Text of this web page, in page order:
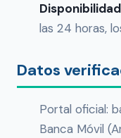
las 24 horas,
Datos
Portal oficial:
Banca Móvil